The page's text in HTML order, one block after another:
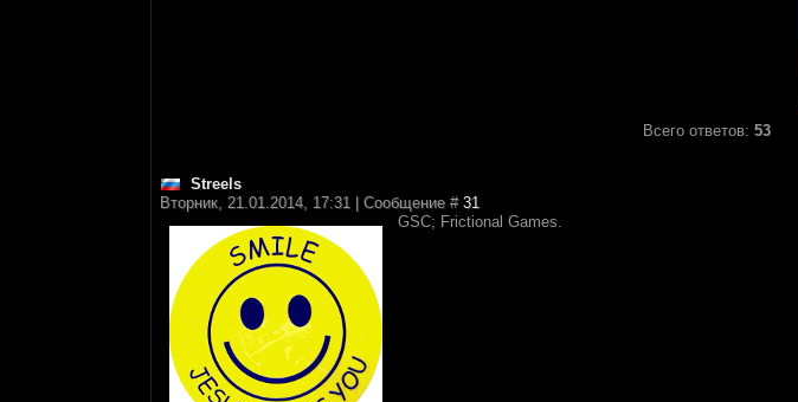
Всего ответов: 53
Streels
Вторник, 21.01.2014, 17:31 | Сообщение # 31
GSC; Frictional Games.